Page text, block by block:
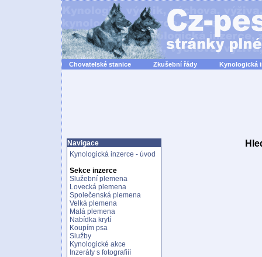
Chovatelské stanice Zkušební řády Kynologická
Navigace
Kynologická inzerce - úvod
Sekce inzerce
Služební plemena
Lovecká plemena
Společenská plemena
Velká plemena
Malá plemena
Nabídka krytí
Koupím psa
Služby
Kynologické akce
Inzeráty s fotografiíí